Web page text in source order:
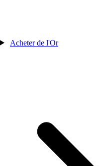
Acheter de l'Or